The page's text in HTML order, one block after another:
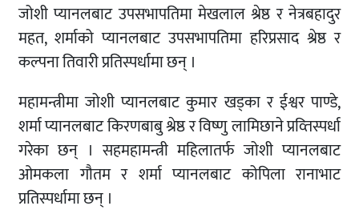
जोशी प्यानलबाट उपसभापतिमा मेखलाल श्रेष्ठ र नेत्रबहादुर
महत, शर्माको प्यानलबाट उपसभापतिमा हरिप्रसाद श्रेष्ठ र
कल्पना तिवारी प्रतिस्पर्धामा छन् ।
महामन्त्रीमा जोशी प्यानलबाट कुमार खड्का र ईश्वर पाण्डे,
शर्मा प्यानलबाट किरणबाबु श्रेष्ठ र विष्णु लामिछाने प्रव्तिस्पर्धा
गरेका छन् । सहमहामन्त्री महिलातर्फ जोशी प्यानलबाट
ओमकला गौतम र शर्मा प्यानलबाट कोपिला रानाभाट
प्रतिस्पर्धामा छन् ।